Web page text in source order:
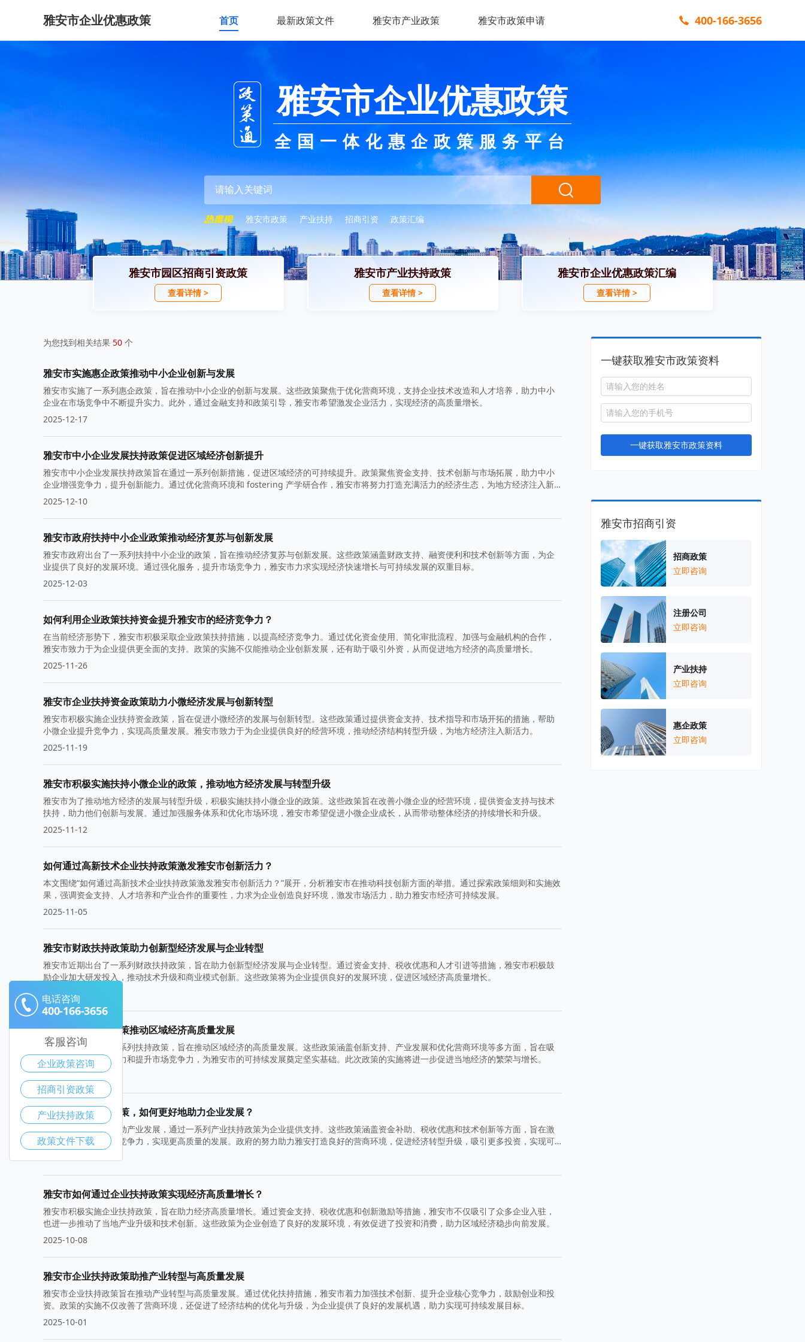
雅安市企业优惠政策 首页 最新政策文件 雅安市产业政策 雅安市政策申请 400-166-3656
雅安市企业优惠政策
全国一体化惠企政策服务平台
雅安市政策 产业扶持 招商引资 政策汇编
雅安市园区招商引资政策
查看详情 >
雅安市产业扶持政策
查看详情 >
雅安市企业优惠政策汇编
查看详情 >
为您找到相关结果 50 个
雅安市实施惠企政策推动中小企业创新与发展
雅安市实施了一系列惠企政策，旨在推动中小企业的创新与发展。这些政策聚焦于优化营商环境，支持企业技术改造和人才培养，助力中小
企业在市场竞争中不断提升实力。此外，通过金融支持和政策引导，雅安市希望激发企业活力，实现经济的高质量增长。
2025-12-17
雅安市中小企业发展扶持政策促进区域经济创新提升
雅安市中小企业发展扶持政策旨在通过一系列创新措施，促进区域经济的可持续提升。政策聚焦资金支持、技术创新与市场拓展，助力中小
企业增强竞争力，提升创新能力。通过优化营商环境和 fostering 产学研合作，雅安市将努力打造充满活力的经济生态，为地方经济注入新
的动能。
2025-12-10
雅安市政府扶持中小企业政策推动经济复苏与创新发展
雅安市政府出台了一系列扶持中小企业的政策，旨在推动经济复苏与创新发展。这些政策涵盖财政支持、融资便利和技术创新等方面，为企
业提供了良好的发展环境。通过强化服务，提升市场竞争力，雅安市力求实现经济快速增长与可持续发展的双重目标。
2025-12-03
如何利用企业政策扶持资金提升雅安市的经济竞争力？
在当前经济形势下，雅安市积极采取企业政策扶持措施，以提高经济竞争力。通过优化资金使用、简化审批流程、加强与金融机构的合作，
雅安市致力于为企业提供更全面的支持。政策的实施不仅能推动企业创新发展，还有助于吸引外资，从而促进地方经济的高质量增长。
2025-11-26
雅安市企业扶持资金政策助力小微经济发展与创新转型
雅安市积极实施企业扶持资金政策，旨在促进小微经济的发展与创新转型。这些政策通过提供资金支持、技术指导和市场开拓的措施，帮助
小微企业提升竞争力，实现高质量发展。雅安市致力于为企业提供良好的经营环境，推动经济结构转型升级，为地方经济注入新活力。
2025-11-19
雅安市积极实施扶持小微企业的政策，推动地方经济发展与转型升级
雅安市为了推动地方经济的发展与转型升级，积极实施扶持小微企业的政策。这些政策旨在改善小微企业的经营环境，提供资金支持与技术
扶持，助力他们创新与发展。通过加强服务体系和优化市场环境，雅安市希望促进小微企业成长，从而带动整体经济的持续增长和升级。
2025-11-12
如何通过高新技术企业扶持政策激发雅安市创新活力？
本文围绕“如何通过高新技术企业扶持政策激发雅安市创新活力？”展开，分析雅安市在推动科技创新方面的举措。通过探索政策细则和实施效
果，强调资金支持、人才培养和产业合作的重要性，力求为企业创造良好环境，激发市场活力，助力雅安市经济可持续发展。
2025-11-05
雅安市财政扶持政策助力创新型经济发展与企业转型
雅安市近期出台了一系列财政扶持政策，旨在助力创新型经济发展与企业转型。通过资金支持、税收优惠和人才引进等措施，雅安市积极鼓
励企业加大研发投入，推动技术升级和商业模式创新。这些政策将为企业提供良好的发展环境，促进区域经济高质量增长。
2025-10-29
雅安市政府扶持政策推动区域经济高质量发展
雅安市政府出台了一系列扶持政策，旨在推动区域经济的高质量发展。这些政策涵盖创新支持、产业发展和优化营商环境等多方面，旨在吸
引投资、激发企业活力和提升市场竞争力，为雅安市的可持续发展奠定坚实基础。此次政策的实施将进一步促进当地经济的繁荣与增长。
2025-10-22
雅安市产业扶持政策，如何更好地助力企业发展？
雅安市积极致力于推动产业发展，通过一系列产业扶持政策为企业提供支持。这些政策涵盖资金补助、税收优惠和技术创新等方面，旨在激
励本地企业提升核心竞争力，实现更高质量的发展。政府的努力助力雅安打造良好的营商环境，促进经济转型升级，吸引更多投资，实现可
持续增长。
2025-10-15
雅安市如何通过企业扶持政策实现经济高质量增长？
雅安市积极实施企业扶持政策，旨在助力经济高质量增长。通过资金支持、税收优惠和创新激励等措施，雅安市不仅吸引了众多企业入驻，
也进一步推动了当地产业升级和技术创新。这些政策为企业创造了良好的发展环境，有效促进了投资和消费，助力区域经济稳步向前发展。
2025-10-08
雅安市企业扶持政策助推产业转型与高质量发展
雅安市企业扶持政策旨在推动产业转型与高质量发展。通过优化扶持措施，雅安市着力加强技术创新、提升企业核心竞争力，鼓励创业和投
资。政策的实施不仅改善了营商环境，还促进了经济结构的优化与升级，为企业提供了良好的发展机遇，助力实现可持续发展目标。
2025-10-01
一键获取雅安市政策资料
一键获取雅安市政策资料
雅安市招商引资
招商政策
立即咨询
注册公司
立即咨询
产业扶持
立即咨询
惠企政策
立即咨询
电话咨询
400-166-3656
客服咨询
企业政策咨询
招商引资政策
产业扶持政策
政策文件下载